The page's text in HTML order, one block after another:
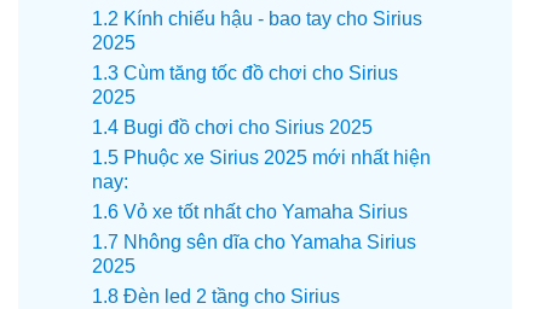
Kính chiếu hậu - bao tay cho Sirius
2025
Cùm tăng tốc đồ chơi cho Sirius
2025
Bugi đồ chơi cho Sirius 2025
Phuộc xe Sirius 2025 mới nhất hiện
nay:
Vỏ xe tốt nhất cho Yamaha Sirius
Nhông sên dĩa cho Yamaha Sirius
2025
Đèn led 2 tầng cho Sirius